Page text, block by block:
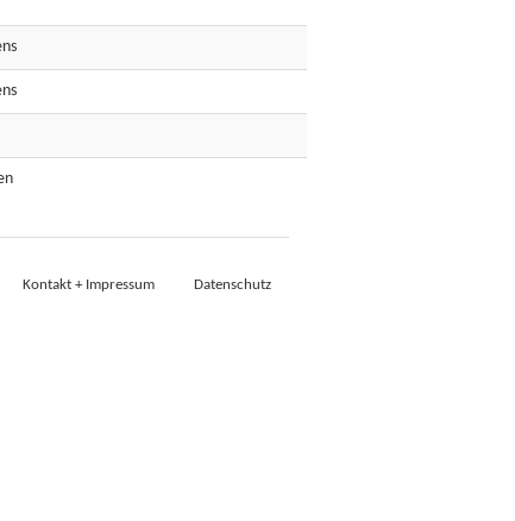
Kontakt + Impressum
Datenschutz